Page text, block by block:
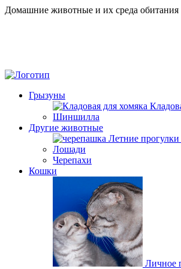
Домашние животные и их среда обитания
Грызуны
Шиншилла
Другие животные
Летние
Лошади
Черепахи
Кошки
Личное